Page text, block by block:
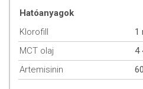
antivirális és immunerősítő hatás
ÉLETTANI HATÁS:
E-vitamin: hozzájárul a
védelméhez.
A-vitamin: hozzájárul a
Hatóanyagok
Klorofill
1
MCT olaj
4
Artemisinin